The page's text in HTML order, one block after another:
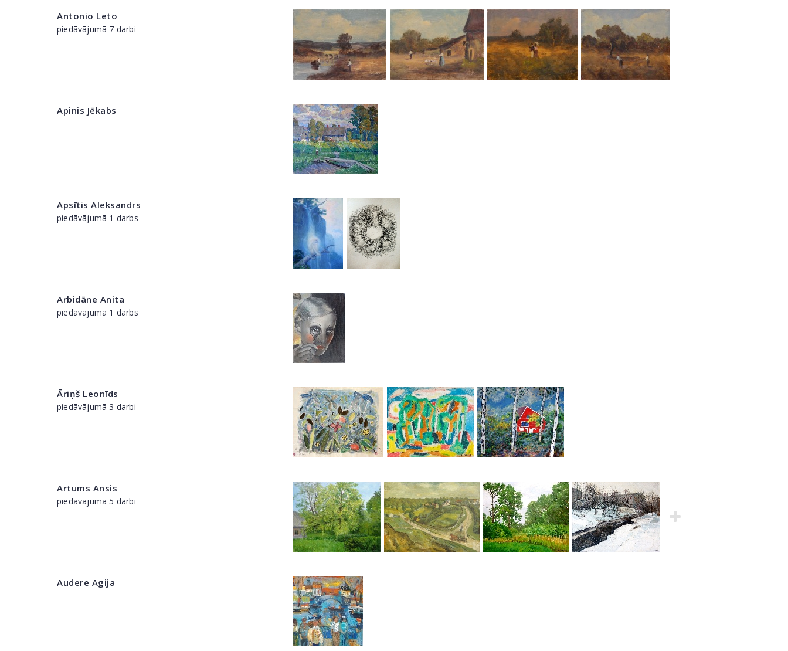
Antonio Leto
piedāvājumā 7 darbi
Apinis Jēkabs
Apsītis Aleksandrs
piedāvājumā 1 darbs
Arbidāne Anita
piedāvājumā 1 darbs
Āriņš Leonīds
piedāvājumā 3 darbi
Artums Ansis
piedāvājumā 5 darbi
Audere Agija